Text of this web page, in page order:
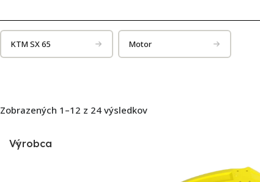
KTM SX 65 Motor
Zobrazených 1–12 z 24 výsledkov
Výrobca